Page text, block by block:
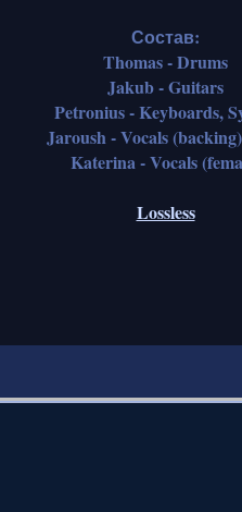
Состав:
Thomas - Drums
Jakub - Guitars
Petronius - Keyboards,
Jaroush - Vocals
Katerina - Vocals
Lossless